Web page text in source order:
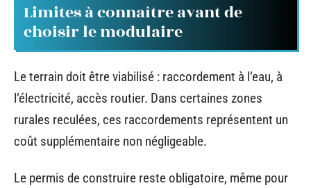
Limites à connaître avant de
choisir le modulaire
Le terrain doit être viabilisé : raccordement à l’eau, à
l’électricité, accès routier. Dans certaines zones
rurales reculées, ces raccordements représentent un
coût supplémentaire non négligeable.
Le permis de construire reste obligatoire, même pour